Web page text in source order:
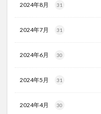
2024年8月 31
2024年7月 31
2024年6月 30
2024年5月 31
2024年4月 30